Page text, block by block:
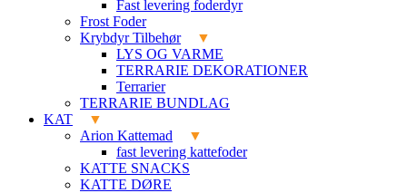
Fast levering foderdyr
Frost Foder
Krybdyr Tilbehør
LYS OG VARME
TERRARIE DEKORATIONER
Terrarier
TERRARIE BUNDLAG
KAT
Arion Kattemad
fast levering kattefoder
KATTE SNACKS
KATTE DØRE